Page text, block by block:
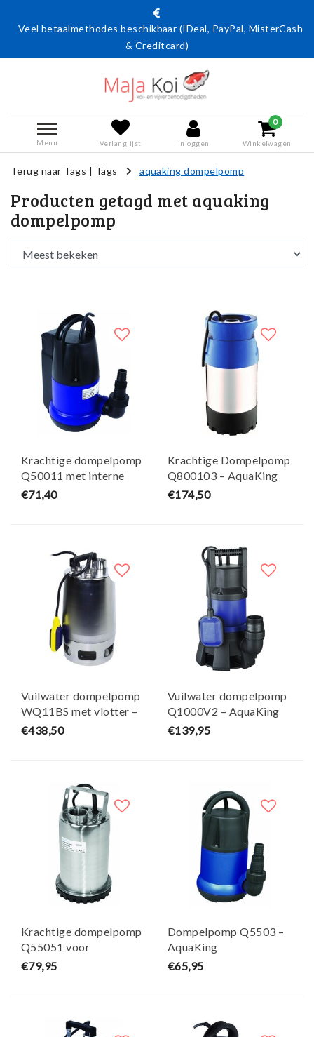
Veel betaalmethodes beschikbaar (IDeal, PayPal, MisterCash
& Creditcard)
Menu Verlanglijst Inloggen
0
Winkelwagen
Terug naar Tags | Tags aquaking dompelpomp
Producten getagd met aquaking
dompelpomp
Krachtige dompelpomp
Q50011 met interne
vlotter – AquaKing
€71,40
Krachtige Dompelpomp
Q800103 – AquaKing
€174,50
Vuilwater dompelpomp
WQ11BS met vlotter –
AquaKing
€438,50
Vuilwater dompelpomp
Q1000V2 – AquaKing
€139,95
Krachtige dompelpomp
Q55051 voor
schoonwater –
€79,95
Dompelpomp Q5503 –
AquaKing
€65,95